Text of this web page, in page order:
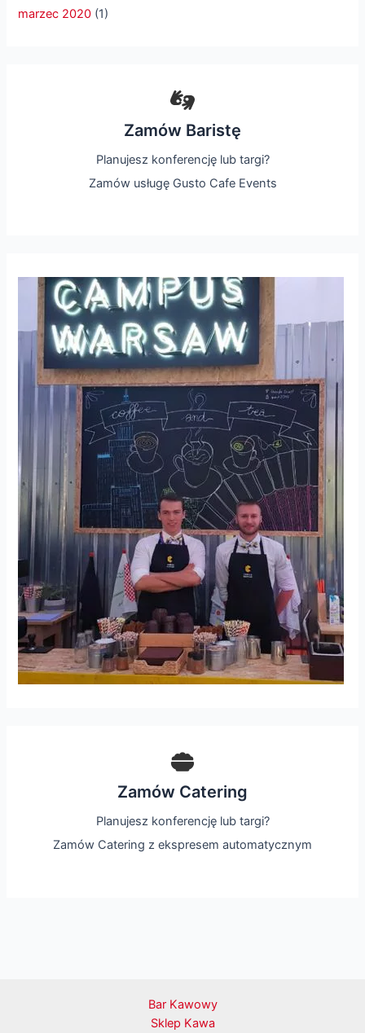
marzec 2020 (1)
Zamów Baristę
Planujesz konferencję lub targi?
Zamów usługę Gusto Cafe Events
Zamów Catering
Planujesz konferencję lub targi?
Zamów Catering z ekspresem automatycznym
Bar Kawowy
Sklep Kawa